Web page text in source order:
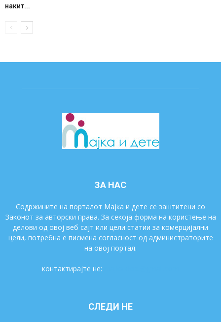
накит...
ЗА НАС
Содржините на порталот Мајка и дете се заштитени со
Законот за авторски права. За секоја форма на користење на
делови од овој веб сајт или цели статии за комерцијални
цели, потребна е писмена согласност од администраторите
на овој портал.
контактирајте не:
СЛЕДИ НЕ